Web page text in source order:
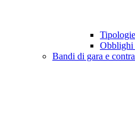
Obblighi
Bandi di gara e